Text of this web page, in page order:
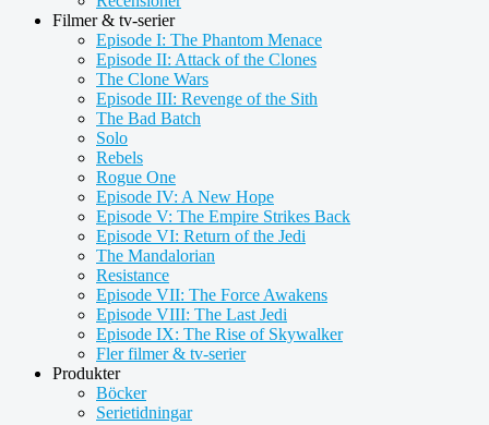
Filmer & tv-serier
Episode I: The Phantom Menace
Episode II: Attack of the Clones
The Clone Wars
Episode III: Revenge of the Sith
The Bad Batch
Solo
Rebels
Rogue One
Episode IV: A New Hope
Episode V: The Empire Strikes Back
Episode VI: Return of the Jedi
The Mandalorian
Resistance
Episode VII: The Force Awakens
Episode VIII: The Last Jedi
Episode IX: The Rise of Skywalker
Fler filmer & tv-serier
Produkter
Böcker
Serietidningar